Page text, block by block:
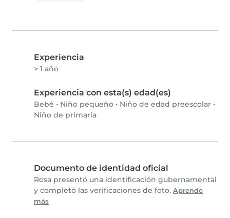
Experiencia
> 1 año
Experiencia con esta(s) edad(es)
Bebé • Niño pequeño • Niño de edad preescolar •
Niño de primaria
Documento de identidad oficial
Rosa presentó una identificación gubernamental
y completó las verificaciones de foto. Aprende
más